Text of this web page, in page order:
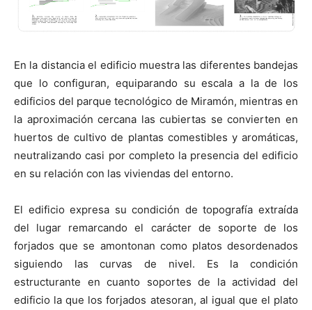
En la distancia el edificio muestra las diferentes bandejas
que lo configuran, equiparando su escala a la de los
edificios del parque tecnológico de Miramón, mientras en
la aproximación cercana las cubiertas se convierten en
huertos de cultivo de plantas comestibles y aromáticas,
neutralizando casi por completo la presencia del edificio
en su relación con las viviendas del entorno.
El edificio expresa su condición de topografía extraída
del lugar remarcando el carácter de soporte de los
forjados que se amontonan como platos desordenados
siguiendo las curvas de nivel. Es la condición
estructurante en cuanto soportes de la actividad del
edificio la que los forjados atesoran, al igual que el plato